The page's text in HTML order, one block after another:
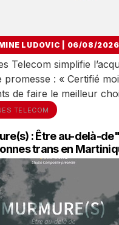
LUDOVIC | 06/08/2026
Telecom simplifie
promesse : « Certifié
de faire le meilleur
TELECOM
: Être au-delà-
trans en